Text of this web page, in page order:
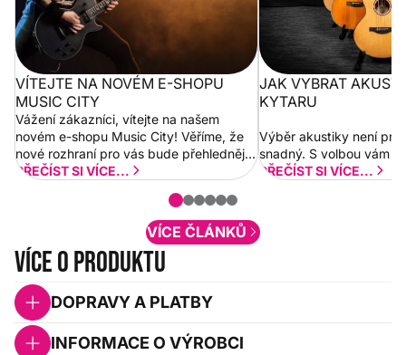
VÍTEJTE NA NOVÉM E-SHOPU
MUSIC CITY
Vážení zákazníci, vítejte na našem
novém e-shopu Music City! Věříme, že
nové rozhraní pro vás bude přehlednější
a rychlejší. Postupně budeme přidávat
PŘEČÍST SI VÍCE...
JAK VYBRAT
KYTARU
Výběr akustiky není pro
snadný. S volbou vám
PŘEČÍST SI VÍCE...
VÍCE ČLÁNKŮ
Více o produktu
DOPRAVY A PLATBY
INFORMACE O VÝROBCI